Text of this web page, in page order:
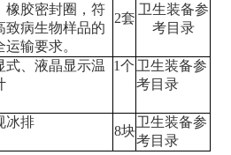
橡胶密封圈，符
致病生物样品的
运输要求。
2套
卫生装备参
考目录
式、液晶显示温
1个 卫生装备参
考目录
冰排
8块
卫生装备参
考目录